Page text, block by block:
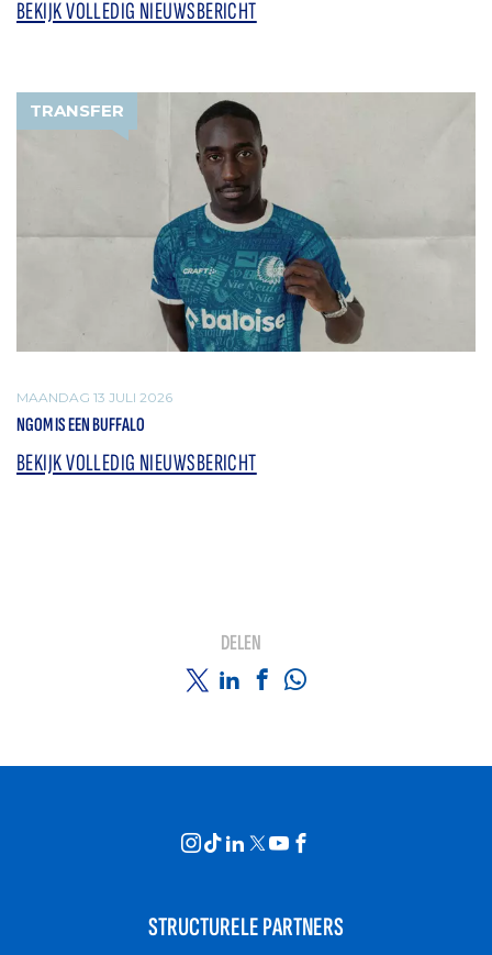
BEKIJK VOLLEDIG NIEUWSBERICHT
TRANSFER
MAANDAG 13 JULI 2026
NGOM IS EEN BUFFALO
BEKIJK VOLLEDIG NIEUWSBERICHT
DELEN
STRUCTURELE PARTNERS